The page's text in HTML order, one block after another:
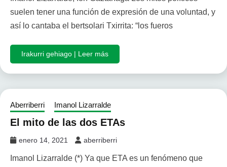
suelen tener una función de expresión de una voluntad, y
así lo cantaba el bertsolari Txirrita: “los fueros
Irakurri gehiago | Leer más
Aberriberri Imanol Lizarralde
El mito de las dos ETAs
enero 14, 2021 aberriberri
Imanol Lizarralde (*) Ya que ETA es un fenómeno que